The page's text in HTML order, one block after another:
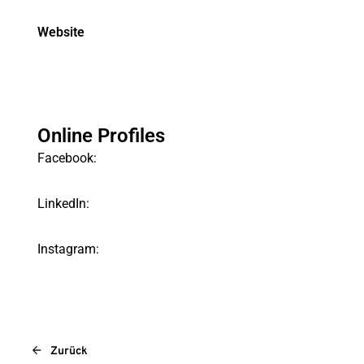
Website
Online Profiles
Facebook:
LinkedIn:
Instagram:
Zurück